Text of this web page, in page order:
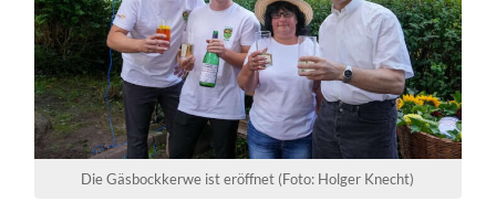
Die Gäsbockkerwe ist eröffnet (Foto: Holger Knecht)